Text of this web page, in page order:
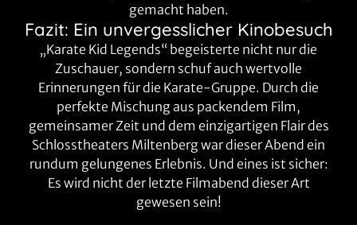
gemacht haben.
Fazit: Ein unvergesslicher Kinobesuch
„Karate Kid Legends“ begeisterte nicht nur die
Zuschauer, sondern schuf auch wertvolle
Erinnerungen für die Karate-Gruppe. Durch die
perfekte Mischung aus packendem Film,
gemeinsamer Zeit und dem einzigartigen Flair des
Schlosstheaters Miltenberg war dieser Abend ein
rundum gelungenes Erlebnis. Und eines ist sicher:
Es wird nicht der letzte Filmabend dieser Art
gewesen sein!